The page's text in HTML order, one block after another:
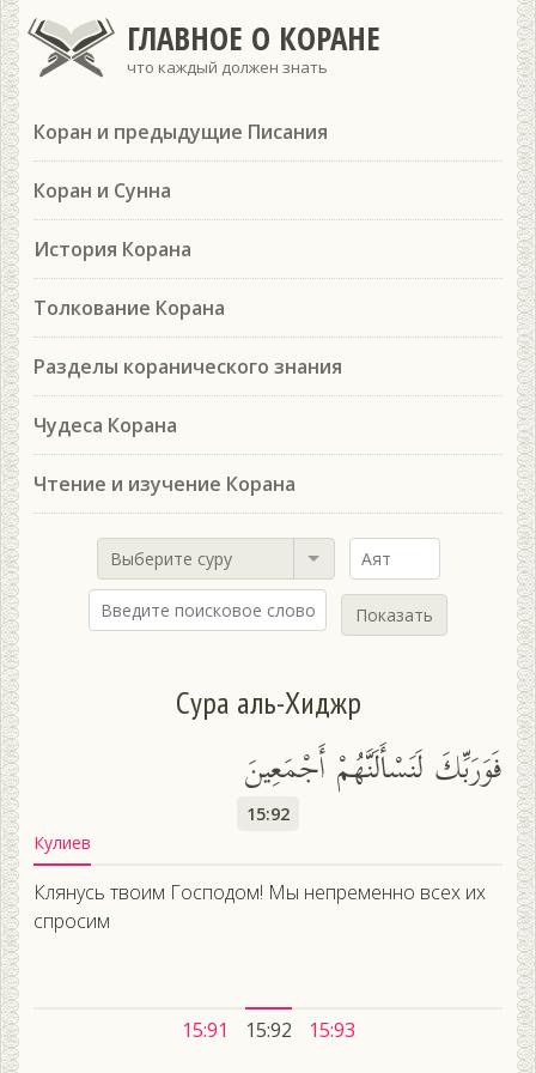
ГЛАВНОЕ О КОРАНЕ
что каждый должен знать
Коран и предыдущие Писания
Коран и Сунна
История Корана
Толкование Корана
Разделы коранического знания
Чудеса Корана
Чтение и изучение Корана
Выберите суру
Показать
Сура аль-Хиджр
فَوَرَبِّكَ لَنَسْأَلَنَّهُمْ أَجْمَعِينَ
15:92
Кулиев
Клянусь твоим Господом! Мы непременно всех их
спросим
15:91 15:92 15:93